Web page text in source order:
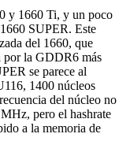
y 1660 Ti, y un poco
SUPER. Este
del 1660, que
por la GDDR6 más
se parece al
1400 núcleos
del núcleo no
pero el hashrate
a la memoria de